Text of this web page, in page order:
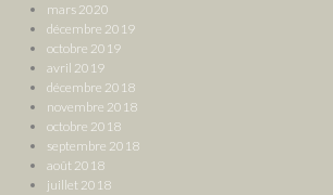
mars 2020
décembre 2019
octobre 2019
avril 2019
décembre 2018
novembre 2018
octobre 2018
septembre 2018
août 2018
juillet 2018